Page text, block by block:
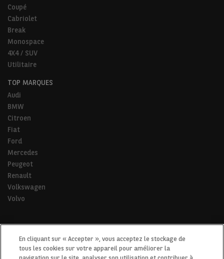
Coupé
Cabriolet
Break
Monospace
4X4 / SUV
Utilitaire
TOP MARQUES
Audi
BMW
Citroen
Fiat
Ford
Mercedes
Peugeot
Renault
Volkswagen
Volvo
* Pour tous les trajets de la vie.
En cliquant sur « Accepter », vous acceptez le stockage de
tous les cookies sur votre appareil pour améliorer la